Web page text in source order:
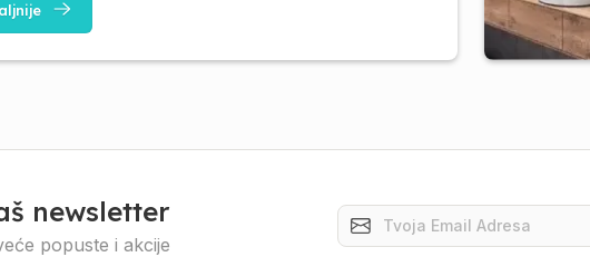
newsletter
popuste i akcije